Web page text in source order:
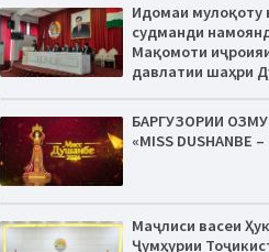
Идомаи мулоқоту
судманди
Мақомоти
давлатии шаҳри
БАРГУЗОРИИ
«MISS DUSHANBE –
Маҷлиси васеи
Ҷумҳурии